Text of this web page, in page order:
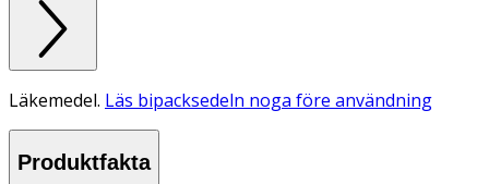
Läkemedel. Läs bipacksedeln noga före användning
Produktfakta